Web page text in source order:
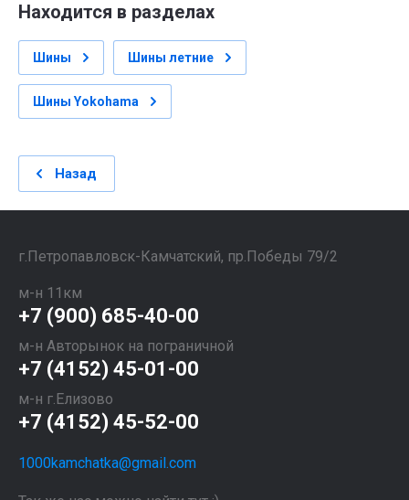
Находится в разделах
Шины Шины летние
Шины Yokohama
Назад
​​​​​​​г.Петропавловск-Камчатский, пр.Победы 79/2
м-н 11км
+7 (900) 685-40-00
м-н Авторынок на пограничной
+7 (4152) 45-01-00
м-н г.Елизово
+7 (4152) 45-52-00
1000kamchatka@gmail.com